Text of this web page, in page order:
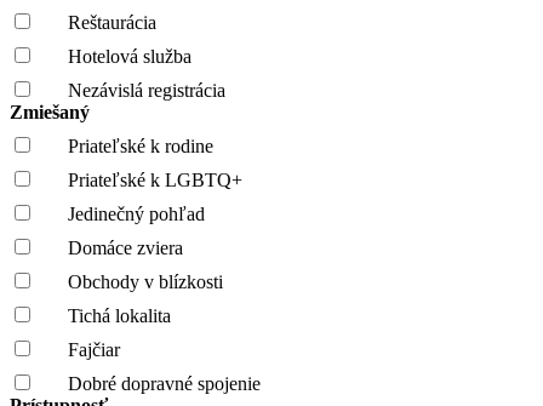
Reštaurácia
Hotelová služba
Nezávislá registrácia
Zmiešaný
Priateľské k rodine
Priateľské k LGBTQ+
Jedinečný pohľad
Domáce zviera
Obchody v blízkosti
Tichá lokalita
Fajčiar
Dobré dopravné spojenie